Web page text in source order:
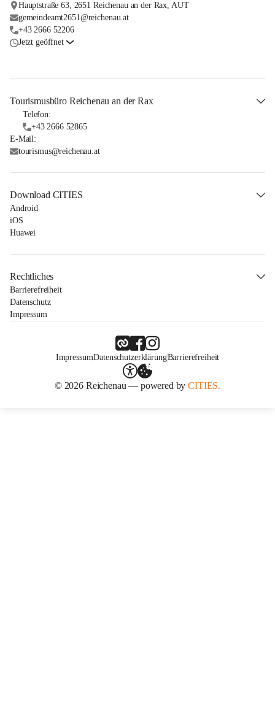
Hauptstraße 63, 2651 Reichenau an der Rax, AUT
gemeindeamt2651@reichenau.at
+43 2666 52206
Jetzt geöffnet
Tourismusbüro Reichenau an der Rax
Telefon:
+43 2666 52865
E-Mail:
tourismus@reichenau.at
Download CITIES
Android
iOS
Huawei
Rechtliches
Barrierefreiheit
Datenschutz
Impressum
ImpressumDatenschutzerklärungBarrierefreiheit
© 2026 Reichenau — powered byCITIES.